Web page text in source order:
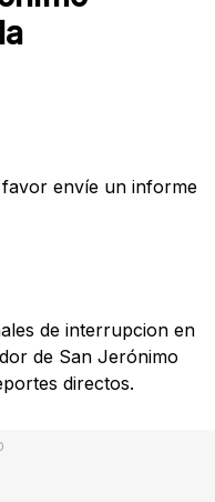
envíe un informe
de interrupcion en
de San Jerónimo
directos.